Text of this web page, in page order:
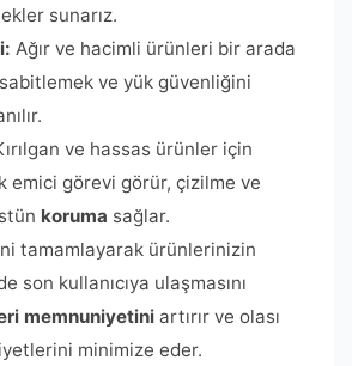
sunarız.
Ağır ve hacimli ürünleri bir arada
ve yük güvenliğini
ve hassas ürünler için
emici görevi görür, çizilme ve
koruma sağlar.
tamamlayarak ürünlerinizin
son kullanıcıya ulaşmasını
memnuniyetini artırır ve olası
minimize eder.